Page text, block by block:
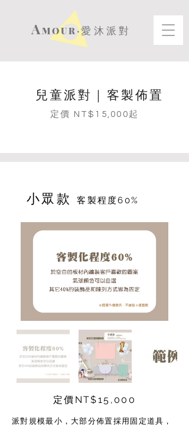
AMOUR‧愛沐派對
兒童派對｜客製佈置
定價 NT$15,000起
​小眾款 客製程度60%
定價NT$15,000
派對規模最小，大部分佈置採用固定道具，